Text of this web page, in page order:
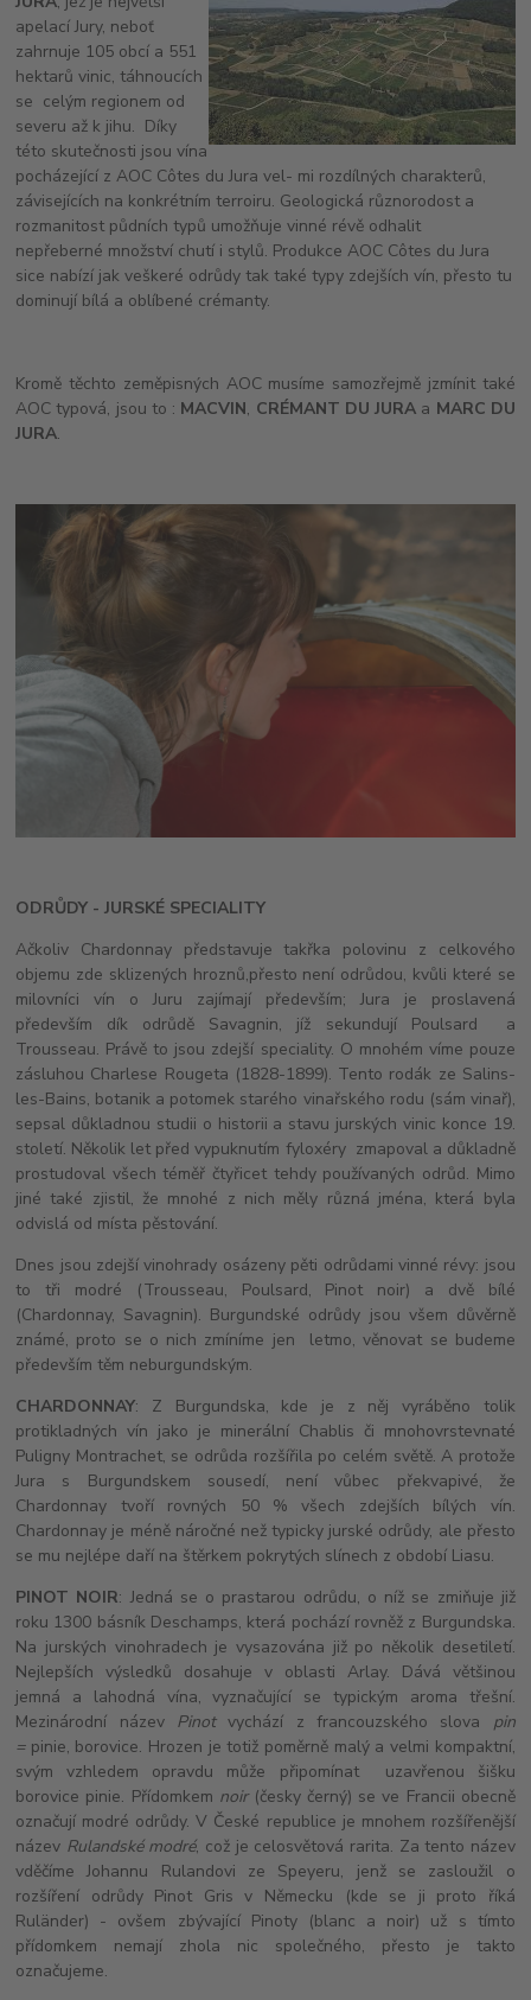
apelací Jury, neboť
zahrnuje 105 obcí a 551
hektarů vinic, táhnoucích
se celým regionem od
severu až k jihu. Díky
této skutečnosti jsou vína
pocházející z AOC Côtes du Jura vel- mi rozdílných charakterů,
závisejících na konkrétním terroiru. Geologická různorodost a
rozmanitost půdních typů umožňuje vinné révě odhalit
nepřeberné množství chutí i stylů. Produkce AOC Côtes du Jura
sice nabízí jak veškeré odrůdy tak také typy zdejších vín, přesto tu
dominují bílá a oblíbené crémanty.
Kromě těchto zeměpisných AOC musíme samozřejmě jzmínit také
AOC typová, jsou to : MACVIN, CRÉMANT DU JURA a MARC DU
JURA.
ODRŮDY - JURSKÉ SPECIALITY
Ačkoliv Chardonnay představuje takřka polovinu z celkového
objemu zde sklizených hroznů,přesto není odrůdou, kvůli které se
milovníci vín o Juru zajímají především; Jura je proslavená
především dík odrůdě Savagnin, jíž sekundují Poulsard a
Trousseau. Právě to jsou zdejší speciality. O mnohém víme pouze
zásluhou Charlese Rougeta (1828-1899). Tento rodák ze Salins-
les-Bains, botanik a potomek starého vinařského rodu (sám vinař),
sepsal důkladnou studii o historii a stavu jurských vinic konce 19.
století. Několik let před vypuknutím fyloxéry zmapoval a důkladně
prostudoval všech téměř čtyřicet tehdy používaných odrůd. Mimo
jiné také zjistil, že mnohé z nich měly různá jména, která byla
odvislá od místa pěstování.
Dnes jsou zdejší vinohrady osázeny pěti odrůdami vinné révy: jsou
to tři modré (Trousseau, Poulsard, Pinot noir) a dvě bílé
(Chardonnay, Savagnin). Burgundské odrůdy jsou všem důvěrně
známé, proto se o nich zmíníme jen letmo, věnovat se budeme
především těm neburgundským.
CHARDONNAY: Z Burgundska, kde je z něj vyráběno tolik
protikladných vín jako je minerální Chablis či mnohovrstevnaté
Puligny Montrachet, se odrůda rozšířila po celém světě. A protože
Jura s Burgundskem sousedí, není vůbec překvapivé, že
Chardonnay tvoří rovných 50 % všech zdejších bílých vín.
Chardonnay je méně náročné než typicky jurské odrůdy, ale přesto
se mu nejlépe daří na štěrkem pokrytých slínech z období Liasu.
PINOT NOIR: Jedná se o prastarou odrůdu, o níž se zmiňuje již
roku 1300 básník Deschamps, která pochází rovněž z Burgundska.
Na jurských vinohradech je vysazována již po několik desetiletí.
Nejlepších výsledků dosahuje v oblasti Arlay. Dává většinou
jemná a lahodná vína, vyznačující se typickým aroma třešní.
Mezinárodní název Pinotvychází z francouzského slova pin
= pinie, borovice. Hrozen je totiž poměrně malý a velmi kompaktní,
svým vzhledem opravdu může připomínat uzavřenou šišku
borovice pinie. Přídomkem noir (česky černý) se ve Francii obecně
označují modré odrůdy. V České republice je mnohem rozšířenější
název Rulandské modré, což je celosvětová rarita. Za tento název
vděčíme Johannu Rulandovi ze Speyeru, jenž se zasloužil o
rozšíření odrůdy Pinot Gris v Německu (kde se ji proto říká
Ruländer) - ovšem zbývající Pinoty (blanc a noir) už s tímto
přídomkem nemají zhola nic společného, přesto je takto
označujeme.